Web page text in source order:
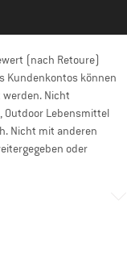
(nach Retoure)
Kundenkontos können
Nicht
Outdoor Lebensmittel
Nicht mit anderen
oder